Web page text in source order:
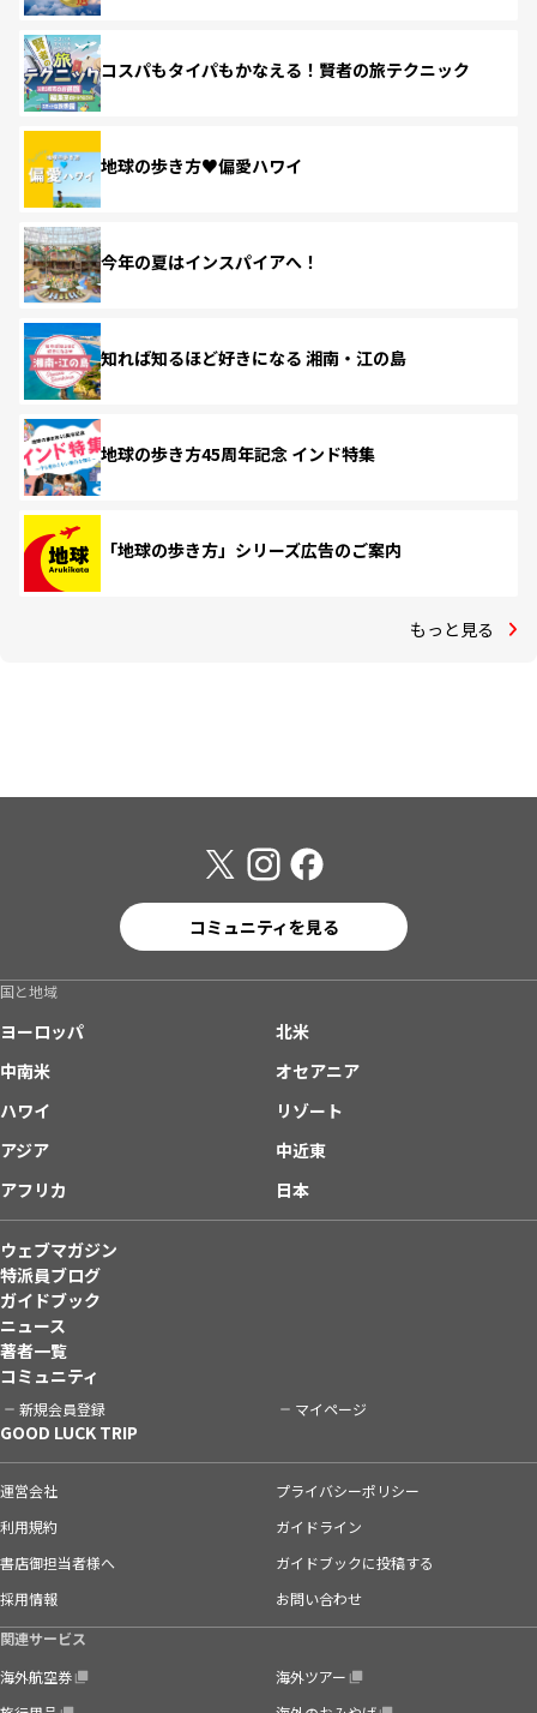
コスパもタイパもかなえる！賢者の旅テクニック
地球の歩き方♥偏愛ハワイ
今年の夏はインスパイアへ！
知れば知るほど好きになる 湘南・江の島
地球の歩き方45周年記念 インド特集
「地球の歩き方」シリーズ広告のご案内
もっと見る
コミュニティを見る
国と地域
ヨーロッパ
北米
中南米
オセアニア
ハワイ
リゾート
アジア
中近東
アフリカ
日本
ウェブマガジン
特派員ブログ
ガイドブック
ニュース
著者一覧
コミュニティ
新規会員登録 マイページ
GOOD LUCK TRIP
運営会社
プライバシーポリシー
利用規約
ガイドライン
書店御担当者様へ
ガイドブックに投稿する
採用情報
お問い合わせ
関連サービス
海外航空券
海外ツアー